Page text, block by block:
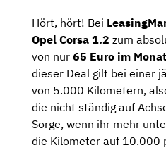
Hört, hört! Bei
Opel Corsa 1.2 zum
von nur 65 Euro im
dieser Deal gilt bei einer
von 5.000 Kilometern,
die nicht ständig auf
Sorge, wenn ihr mehr
die Kilometer auf 10.000